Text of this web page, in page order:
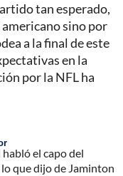
tan esperado,
sino por
a la final de este
en la
por la NFL ha
el capo del
que dijo de Jaminton